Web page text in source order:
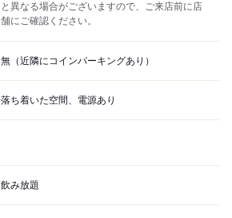
と異なる場合がございますので、ご来店前に店
舗にご確認ください。
無（近隣にコインパーキングあり）
落ち着いた空間、電源あり
飲み放題